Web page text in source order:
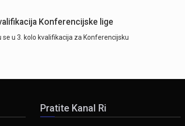
Konferencijske lige
u 3. kolo kvalifikacija za Konferencijsku
Pratite Kanal Ri